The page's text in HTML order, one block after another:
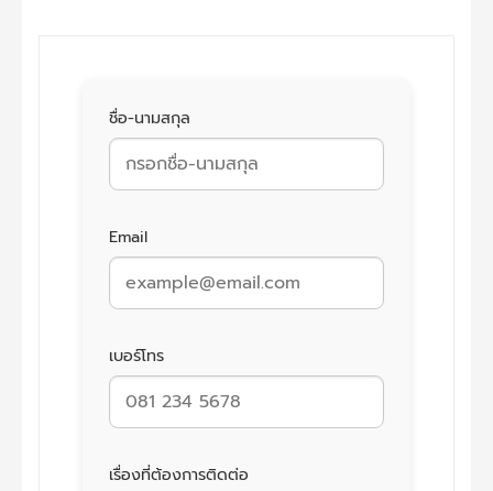
ชื่อ-นามสกุล
Email
เบอร์โทร
เรื่องที่ต้องการติดต่อ